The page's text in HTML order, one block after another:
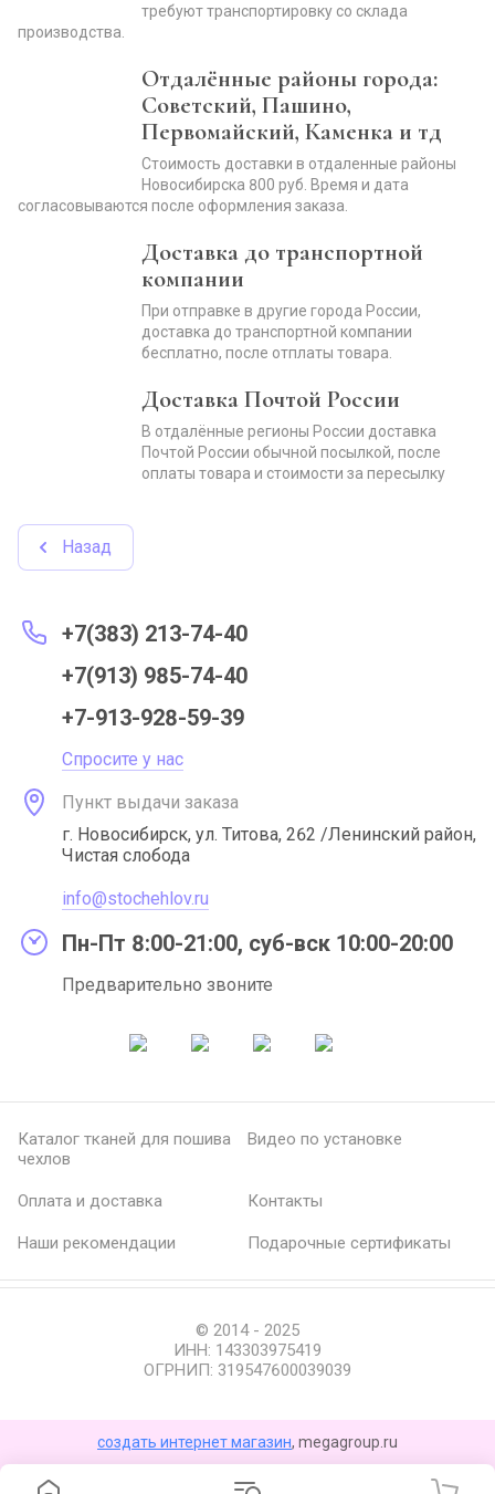
требуют транспортировку со склада
производства.
Отдалённые районы города:
Советский, Пашино,
Первомайский, Каменка и тд
Стоимость доставки в отдаленные районы
Новосибирска 800 руб. Время и дата
согласовываются после оформления заказа.
Доставка до транспортной
компании
При отправке в другие города России,
доставка до транспортной компании
бесплатно, после отплаты товара.
Доставка Почтой России
В отдалённые регионы России доставка
Почтой России обычной посылкой, после
оплаты товара и стоимости за пересылку
Назад
+7(383) 213-74-40
+7(913) 985-74-40
+7-913-928-59-39
Спросите у нас
Пункт выдачи заказа
г. Новосибирск, ул. Титова, 262 /Ленинский район,
Чистая слобода
info@stochehlov.ru
Пн-Пт 8:00-21:00, суб-вск 10:00-20:00
Предварительно звоните
Каталог тканей для пошива
чехлов
Видео по установке
Оплата и доставка Контакты
Наши рекомендации Подарочные сертификаты
© 2014 - 2025
ИНН: 143303975419
ОГРНИП: 319547600039039
создать интернет магазин, megagroup.ru